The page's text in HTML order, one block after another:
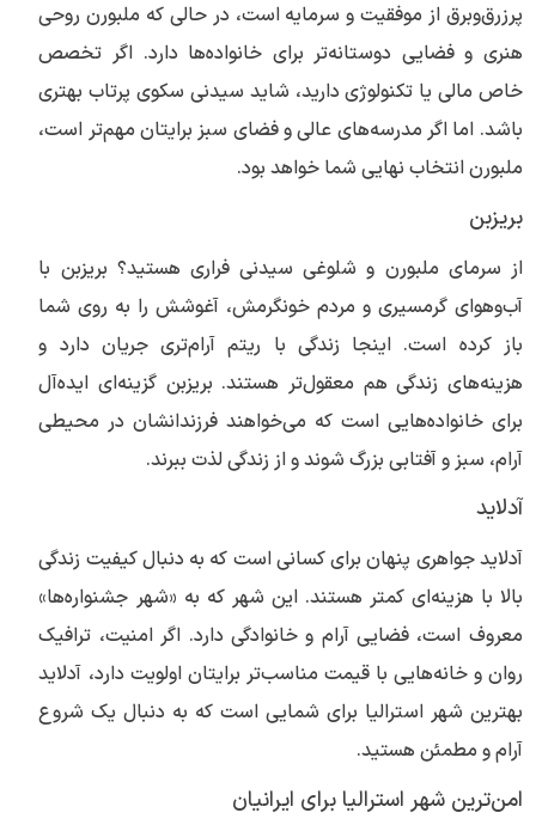
پرزرق‌وبرق از موفقیت و سرمایه است، در حالی که ملبورن روحی
هنری و فضایی دوستانه‌تر برای خانواده‌ها دارد. اگر تخصص
خاص مالی یا تکنولوژی دارید، شاید سیدنی سکوی پرتاب بهتری
باشد. اما اگر مدرسه‌های عالی و فضای سبز برایتان مهم‌تر است،
ملبورن انتخاب نهایی شما خواهد بود.
بریزبن
از سرمای ملبورن و شلوغی سیدنی فراری هستید؟ بریزبن با
آب‌وهوای گرمسیری و مردم خونگرمش، آغوشش را به روی شما
باز کرده است. اینجا زندگی با ریتم آرام‌تری جریان دارد و
هزینه‌های زندگی هم معقول‌تر هستند. بریزبن گزینه‌ای ایده‌آل
برای خانواده‌هایی است که می‌خواهند فرزندانشان در محیطی
آرام، سبز و آفتابی بزرگ شوند و از زندگی لذت ببرند.
آدلاید
آدلاید جواهری پنهان برای کسانی است که به دنبال کیفیت زندگی
بالا با هزینه‌ای کمتر هستند. این شهر که به «شهر جشنواره‌ها»
معروف است، فضایی آرام و خانوادگی دارد. اگر امنیت، ترافیک
روان و خانه‌هایی با قیمت مناسب‌تر برایتان اولویت دارد، آدلاید
بهترین شهر استرالیا برای شمایی است که به دنبال یک شروع
آرام و مطمئن هستید.
امن‌ترین شهر استرالیا برای ایرانیان